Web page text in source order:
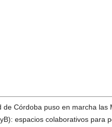
de Córdoba puso en marcha
espacios colaborativos para